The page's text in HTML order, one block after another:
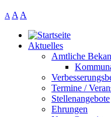
A A A
Aktuelles
Amtliche
Termine /
Stellenangebote
Ehrungen